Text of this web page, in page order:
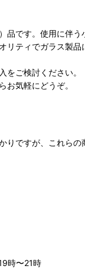
です。使用に伴
ティでガラス製品
ご検討ください。
気軽にどうぞ。
ですが、これら
時〜21時